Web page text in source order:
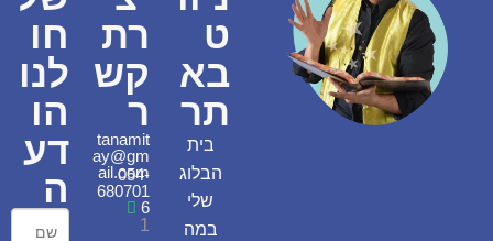
ט
בא
תר
בית
הבלוג
שלי
במה
רת
קש
ר
tanamit
ay@gm
ail.com
054-
680701
6
1
חו
לנו
הו
דע
ה